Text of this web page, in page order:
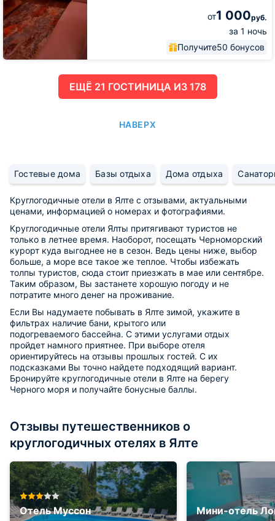
от1 000руб.
за 1 ночь
Получите50 бонусов
ЕЩË 21 ГОСТИНИЦА ИЗ 178
НАВЕРХ
Гостевые дома Базы отдыха Дома отдыха
Круглогодичные отели в Ялте с отзывами, актуальными
ценами, информацией о номерах и фотографиями.
Круглогодичные отели Ялты притягивают туристов не
только в летнее время. Наоборот, посещать Черноморский
курорт куда выгоднее не в сезон. Ведь цены ниже, выбор
больше, а море все такое же теплое. Чтобы избежать
толпы туристов, сюда стоит приезжать в мае или сентябре.
Таким образом, Вы застанете хорошую погоду и не
потратите много денег на проживание.
Если Вы надумаете побывать в Ялте зимой, укажите в
фильтрах наличие бани, крытого или
подогреваемого бассейна. С этими услугами отдых
пройдет намного приятнее. При выборе отеля
ориентируйтесь на отзывы прошлых гостей. С их
подсказками Вы точно найдете подходящий вариант.
Бронируйте круглогодичные отели в Ялте на берегу
Черного моря и получайте бонусные баллы.
Отзывы путешественников о
круглогодичных отелях в Ялте
Отель Муссон Мини-отель